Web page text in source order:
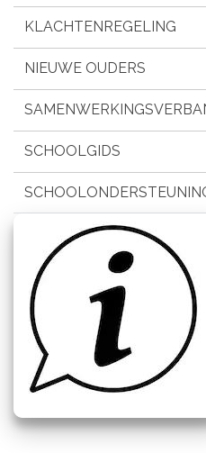
KLACHTENREGELING
NIEUWE OUDERS
SCHOOLGIDS